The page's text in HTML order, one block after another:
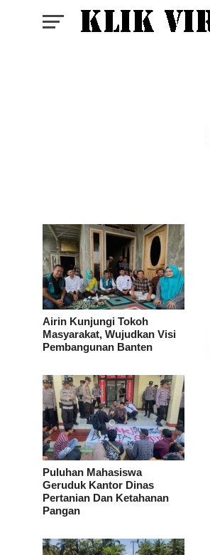
Airin Kunjungi Tokoh
Masyarakat, Wujudkan Visi
Pembangunan Banten
Puluhan Mahasiswa
Geruduk Kantor Dinas
Pertanian Dan Ketahanan
Pangan